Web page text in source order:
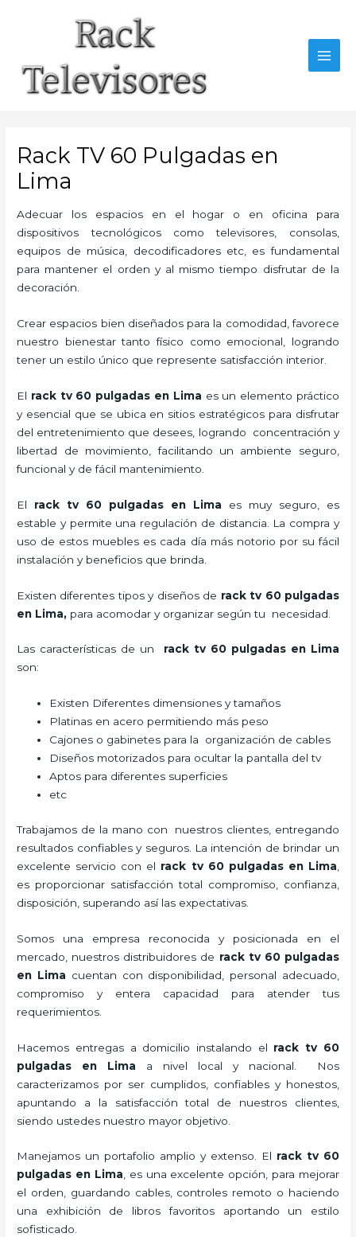
Rack TV 60 Pulgadas en
Lima
Adecuar los espacios en el hogar o en oficina para
dispositivos tecnológicos como televisores, consolas,
equipos de música, decodificadores etc, es fundamental
para mantener el orden y al mismo tiempo disfrutar de la
decoración.
Crear espacios bien diseñados para la comodidad, favorece
nuestro bienestar tanto físico como emocional, logrando
tener un estilo único que represente satisfacción interior.
El rack tv 60 pulgadas en Lima es un elemento práctico
y esencial que se ubica en sitios estratégicos para disfrutar
del entretenimiento que desees, logrando concentración y
libertad de movimiento, facilitando un ambiente seguro,
funcional y de fácil mantenimiento.
El rack tv 60 pulgadas en Lima es muy seguro, es
estable y permite una regulación de distancia. La compra y
uso de estos muebles es cada día más notorio por su fácil
instalación y beneficios que brinda.
Existen diferentes tipos y diseños de rack tv 60 pulgadas
en Lima, para acomodar y organizar según tu necesidad.
Las características de un rack tv 60 pulgadas en Lima
son:
Existen Diferentes dimensiones y tamaños
Platinas en acero permitiendo más peso
Cajones o gabinetes para la organización de cables
Diseños motorizados para ocultar la pantalla del tv
Aptos para diferentes superficies
etc
Trabajamos de la mano con nuestros clientes, entregando
resultados confiables y seguros. La intención de brindar un
excelente servicio con el rack tv 60 pulgadas en Lima
es proporcionar satisfacción total compromiso, confianza,
disposición, superando así las expectativas.
Somos una empresa reconocida y posicionada en el
mercado, nuestros distribuidores de rack tv 60 pulgadas
en Lima cuentan con disponibilidad, personal adecuado,
compromiso y entera capacidad para atender tus
requerimientos.
Hacemos entregas a domicilio instalando el rack tv 60
pulgadas en Lima a nivel local y nacional.
Nos
caracterizamos por ser cumplidos, confiables y honestos,
apuntando a la satisfacción total de nuestros clientes,
siendo ustedes nuestro mayor objetivo.
Manejamos un portafolio amplio y extenso. El rack tv 60
pulgadas en Lima, es una excelente opción, para mejorar
el orden, guardando cables, controles remoto o haciendo
una exhibición de libros favoritos aportando un estilo
sofisticado.